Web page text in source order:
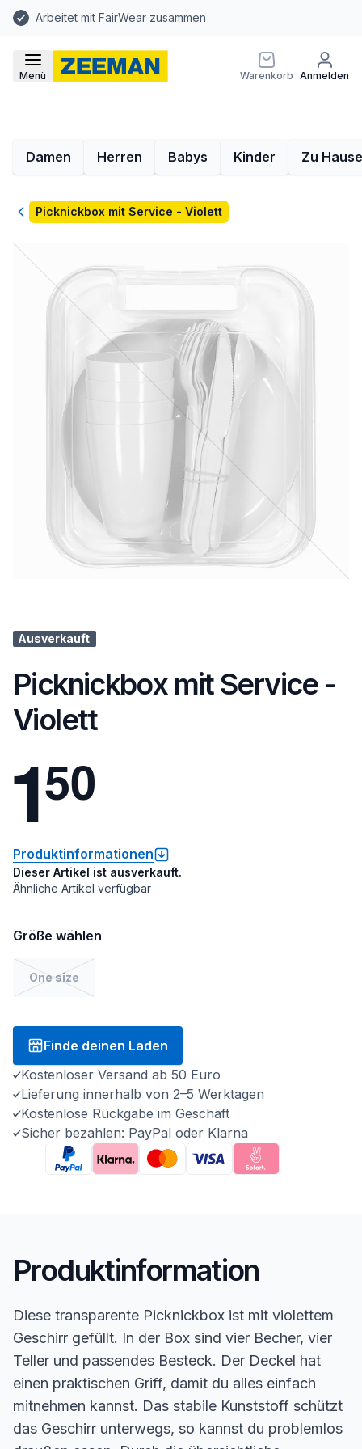
Arbeitet mit FairWear zusammen
Menü Warenkorb Anmelden
Damen Herren Babys Kinder Zu Hause
ZurückPicknickbox mit Service - Violett
Ausverkauft
Picknickbox mit Service -
Violett
150
Produktinformationen
Dieser Artikel ist ausverkauft.
Ähnliche Artikel verfügbar
Größe wählen
One size
Finde deinen Laden
Kostenloser Versand ab 50 Euro
Lieferung innerhalb von 2–5 Werktagen
Kostenlose Rückgabe im Geschäft
Sicher bezahlen: PayPal oder Klarna
Produktinformation
Diese transparente Picknickbox ist mit violettem
Geschirr gefüllt. In der Box sind vier Becher, vier
Teller und passendes Besteck. Der Deckel hat
einen praktischen Griff, damit du alles einfach
mitnehmen kannst. Das stabile Kunststoff schützt
das Geschirr unterwegs, so kannst du problemlos